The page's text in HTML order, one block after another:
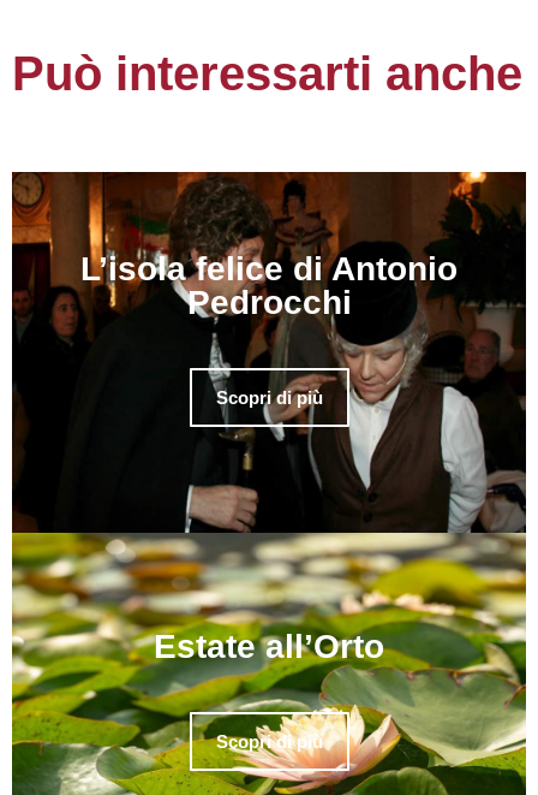
Può interessarti anche
L’isola felice di Antonio
Pedrocchi
Scopri di più
Estate all’Orto
Scopri di più